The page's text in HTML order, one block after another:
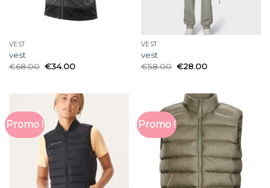
VEST
vest
€68.00 €34.00
VEST
vest
€58.00 €28.00
Promo ! Promo !